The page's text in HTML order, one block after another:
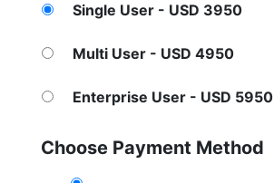
Single User - USD 3950
Multi User - USD 4950
Enterprise User - USD 5950
Choose Payment Method